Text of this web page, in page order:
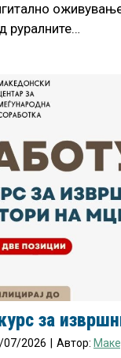
руралните…
за
07/2026 Автор: